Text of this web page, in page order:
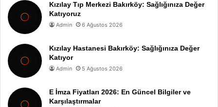
Kızılay Tıp Merkezi Bakırköy: Sağlığınıza Değer
Katıyoruz
Admin 6 Ağustos 2026
Kızılay Hastanesi Bakırköy: Sağlığınıza Değer
Katıyor
Admin 5 Ağustos 2026
E İmza Fiyatları 2026: En Güncel Bilgiler ve
Karşılaştırmalar